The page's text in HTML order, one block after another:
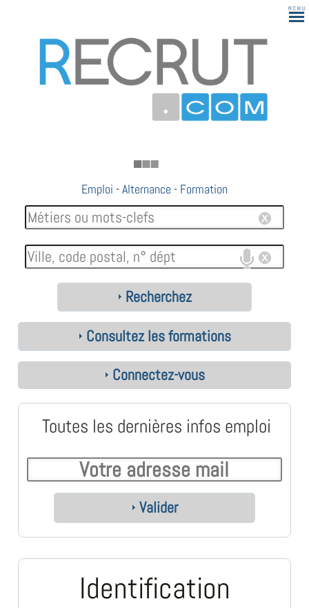
183
Emploi -Alternance - Formation
Recherchez
Consultez les formations
Connectez-vous
Toutes les dernières infos emploi
Valider
Identification